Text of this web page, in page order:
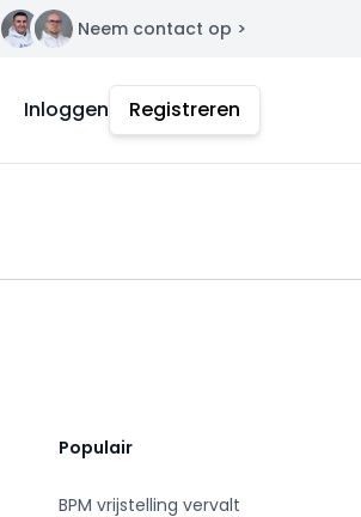
Contact Neem contact op >
Inloggen Registreren
Populair
BPM vrijstelling vervalt